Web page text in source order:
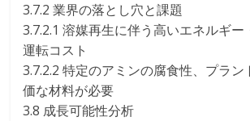
3.7.2 業界の落とし穴と課題
3.7.2.1 溶媒再生に伴う高いエネルギー
運転コスト
3.7.2.2 特定のアミンの腐食性、プラン
価な材料が必要
3.8 成長可能性分析